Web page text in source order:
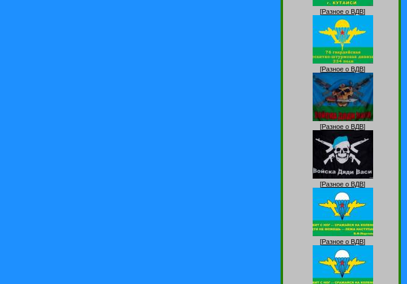
[Разное о ВДВ]
[Разное о ВДВ]
[Разное о ВДВ]
[Разное о ВДВ]
[Разное о ВДВ]